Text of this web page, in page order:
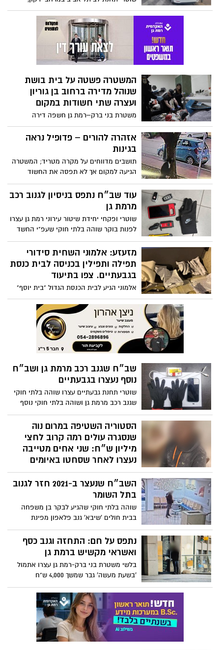
הפועלים באבטחת מחאה ברחבת הבימה,
עיכבו שני מפגינים בחשד לתקיפה הדדית
ברחבת הבימה בתל אביב
המשטרה פשטה על בית בושת
שנוהל מדירה ברחוב בן גוריון
ועצרה שתי חשודות במקום
משטרת בני ברק–רמת גן חשפה דירה
החשודה כבית בושת – מפעילת המקום
נעצרה
אזהרה להורים – פדופיל נראה
בגינות
תושבים מדווחים על מקרה מטריד; המשטרה
הגיעה למקום אך לא תפסה את החשוד
עוד שב״ח נתפס בניסיון לגנוב רכב
מרמת גן
שוטרי ופקחי יחידת שיטור עירוני רמת גן עצרו
לפנות בוקר שוהה בלתי חוקי שעפ"י החשד
פרץ לרכב ברמת גן ותפסו ברשותו כלי פריצה
מזעזע: אלמוני השחית סידורי
תפילה ותפילין בכניסה לבית כנסת
בגבעתיים. צפו בתיעוד
אלמוני הגיע לבית הכנסת הגדול "בית יוסף"
והשחית תפילין, סידורי תפילה וטליתות.
המשטרה חוקרת
שב״ח שגנב רכב מרמת גן ושב״ח
נוסף נעצרו בגבעתיים
שוטרי תחנת גבעתיים עצרו שוהה בלתי חוקי
שגנב רכב מרמת גן ושוהה בלתי חוקי נוסף
שניסה להימלט. בסריקות אותר רכב עם דלת
פתוחה שעפ"י החשד ניסו לגנוב
הסטוריה השטיפה במרום נוה
שנסגרה עולים רמה קרוב לחצי
מיליון ש״ח: שני אחים מטייבה
נעצרו לאחר שסחטו באיומים
קשיש מרמת גן
משטרת בני ברק- רמת גן עצרה שני אחים,
תושבי טייבה, שעפ"י החשד סחטו באיומים כ-
480,000 ש"ח מקשיש תושב רמת גן, במשך
שמונה חודשים לאחר שרכש מהם רכב
השב״ח שנעצר ב-2021 חזר לגנוב
בתל השומר
שוהה בלתי חוקי שהגיע לבקר בן משפחה
בבית חולים 'שיבא' גנב פלאפון מפינת
ההמתנה מחוץ למחלקה והחביא אותו בתחנת
אוטובוס
נתפס על חם: התחזה וגנב כסף
ואשראי מקשיש ברמת גן
בלשי משטרת בני ברק-רמת גן עצרו אתמול
'בשעת מעשה' גבר שמשך 4,000 ש"ח
מכספומט לאחר שהתחזה לעובד חברת
חשמל בפני קשיש וגנב מביתו ברמת גן את
ארנקו עם כרטיסי אשראי ו-5,000 ש"ח במזומן